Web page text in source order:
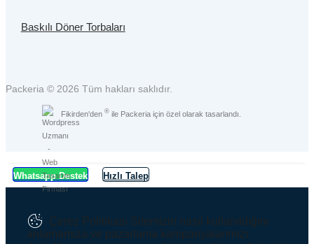
Baskılı Döner Torbaları
Packeria © 2026 Tüm hakları saklıdır.
Fikirden'den® ile Packeria için özel olarak tasarlandı.
Whatsapp Destek Hızlı Talep
Çerez Politikası Sitemizin nasıl kullanıldığını
anlamamıza ve pazarlama kampanyalarımızı